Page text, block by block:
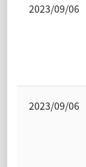
2023/09/06
2023/09/06